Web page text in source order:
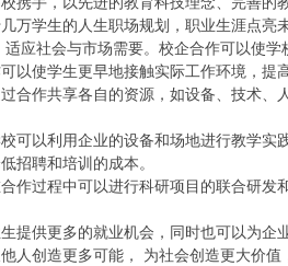
万学生的人生职场规划，职业生涯点亮
应社会与市场需要。校企合作可以使学
以使学生更早地接触实际工作环境，提
合作共享各自的资源，如设备、技术、
可以利用企业的设备和场地进行教学实
招聘和培训的成本。
作过程中可以进行科研项目的联合研发
提供更多的就业机会，同时也可以为企
人创造更多可能， 为社会创造更大价值